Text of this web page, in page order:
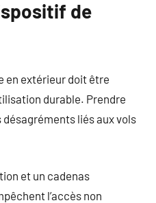
de
en extérieur doit être
durable. Prendre
liés aux vols
et un cadenas
l’accès non